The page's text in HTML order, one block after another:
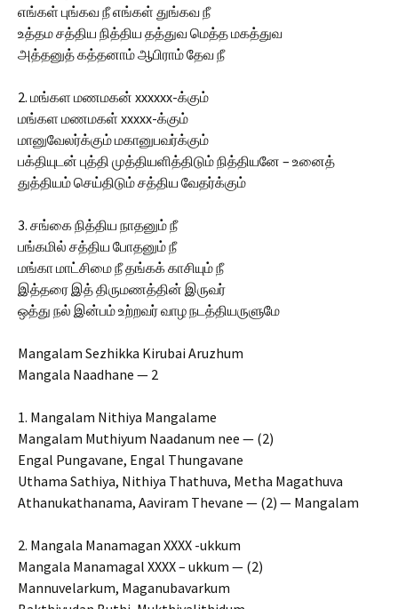
எங்கள் புங்கவ நீ எங்கள் துங்கவ நீ
உத்தம சத்திய நித்திய தத்துவ மெத்த மகத்துவ
அத்தனுத் கத்தனாம் ஆபிராம் தேவ நீ
2. மங்கள மணமகன் xxxxxx-க்கும்
மங்கள மணமகள் xxxxx-க்கும்
மானுவேலர்க்கும் மகானுபவர்க்கும்
பக்தியுடன் புத்தி முத்தியளித்திடும் நித்தியனே – உனைத்
துத்தியம் செய்திடும் சத்திய வேதர்க்கும்
3. சங்கை நித்திய நாதனும் நீ
பங்கமில் சத்திய போதனும் நீ
மங்கா மாட்சிமை நீ தங்கக் காசியும் நீ
இத்தரை இத் திருமணத்தின் இருவர்
ஒத்து நல் இன்பம் உற்றவர் வாழ நடத்தியருளுமே
Mangalam Sezhikka Kirubai Aruzhum
Mangala Naadhane — 2
1. Mangalam Nithiya Mangalame
Mangalam Muthiyum Naadanum nee — (2)
Engal Pungavane, Engal Thungavane
Uthama Sathiya, Nithiya Thathuva, Metha Magathuva
Athanukathanama, Aaviram Thevane — (2) — Mangalam
2. Mangala Manamagan XXXX -ukkum
Mangala Manamagal XXXX – ukkum — (2)
Mannuvelarkum, Maganubavarkum